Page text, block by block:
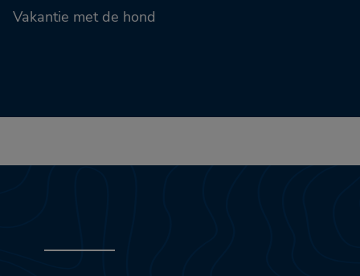
Vakantie met de hond